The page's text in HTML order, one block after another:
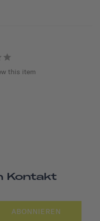
this item
Kontakt
ABONNIEREN